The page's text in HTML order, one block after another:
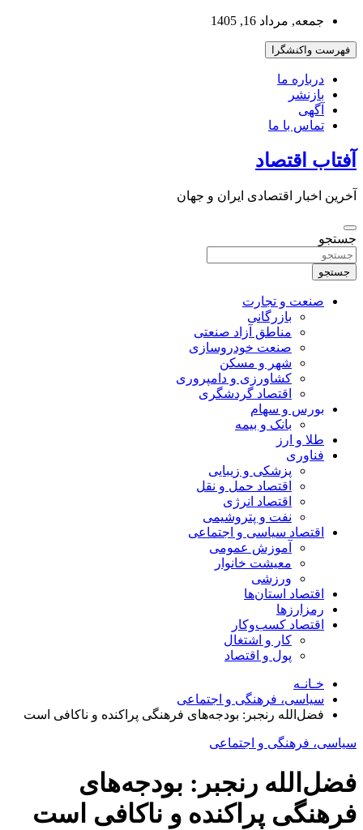
بروید
جمعه, مرداد 16, 1405
فهرست واکنشگرا
درباره ما
بازنشر
آگهی
تماس با ما
آفتاب اقتصاد
آخرین اخبار اقتصادی ایران و جهان
جستجو
جستجو
صنعت و تجارت
بازرگانی
مناطق آزاد صنعتی
صنعت خودروسازی
شهر و مسکن
کشاورزی و دامپروری
اقتصاد گردشگری
بورس و سهام
بانک و بیمه
طلا و ارز
فناوری
پزشکی و زیبایی
اقتصاد حمل و نقل
اقتصاد انرژی
نفت و پتروشیمی
اقتصاد سیاسی و اجتماعی
آموزش عمومی
معیشت خانوار
ورزشی
اقتصاد استان‌ها
رمزارزها
اقتصاد کسب‌و‌کار
کار و اشتغال
پول و اقتصاد
خـانـه
سیاسی، فرهنگی و اجتماعی
فضل‌الله رنجبر: بودجه‌های فرهنگی پراکنده و ناکافی است
سیاسی، فرهنگی و اجتماعی
فضل‌الله رنجبر: بودجه‌های
فرهنگی پراکنده و ناکافی است